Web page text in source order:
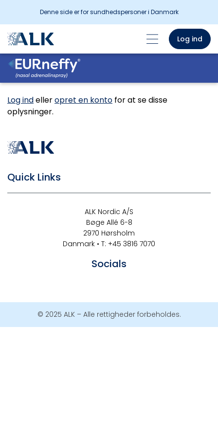
Denne side er for sundhedspersoner i Danmark
Log ind
Log indelleropret en konto for at se disse
oplysninger.
Quick Links
ALK Nordic A/S
Bøge Allé 6-8
2970 Hørsholm
Danmark • T: +45 3816 7070
Socials
© 2025 ALK – Alle rettigheder forbeholdes.